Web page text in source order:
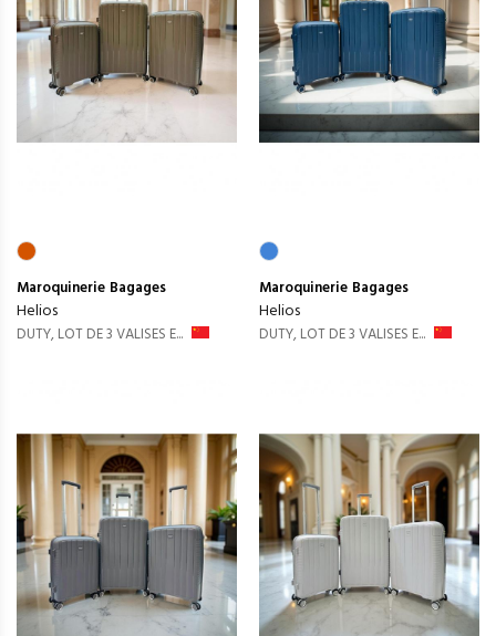
Maroquinerie Bagages
Helios
DUTY, LOT DE 3 VALISES E...
Maroquinerie Bagages
Helios
DUTY, LOT DE 3 VALISES E...